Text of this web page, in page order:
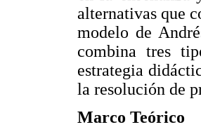
alternativas que
modelo de
combina tres
estrategia
la resolución de
Marco Teórico